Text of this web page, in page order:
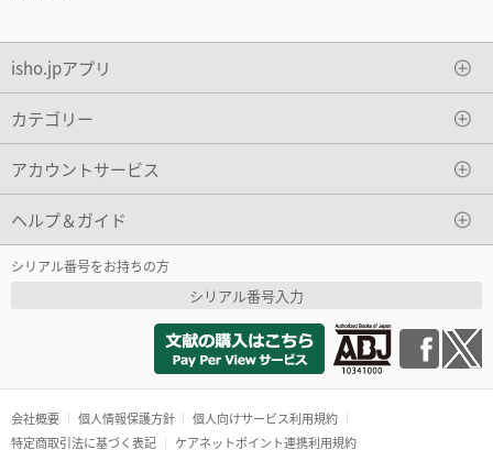
isho.jpアプリ
カテゴリー
アカウントサービス
ヘルプ＆ガイド
シリアル番号をお持ちの方
シリアル番号入力
会社概要 個人情報保護方針
個人向けサービス利用規約
特定商取引法に基づく表記
ケアネットポイント連携利用規約